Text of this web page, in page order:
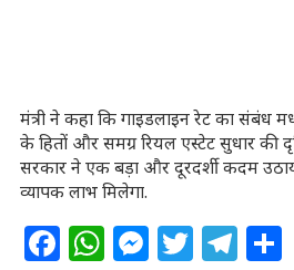
मंत्री ने कहा कि गाइडलाइन रेट का संबंध
के हितों और समग्र रियल एस्टेट सुधार की
सरकार ने एक बड़ा और दूरदर्शी कदम
व्यापक लाभ मिलेगा.
F W M T T